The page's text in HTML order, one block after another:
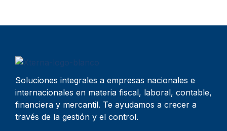
Soluciones integrales a empresas nacionales e
internacionales en materia fiscal, laboral, contable,
financiera y mercantil. Te ayudamos a crecer a
través de la gestión y el control.